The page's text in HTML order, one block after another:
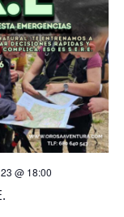
@ 18:00